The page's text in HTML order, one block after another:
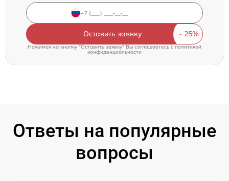
Оставить заявку
Нажимая на кнопку "Оставить заявку" Вы соглашаетесь cполитикой
конфиденциальности
Ответы на популярные
вопросы